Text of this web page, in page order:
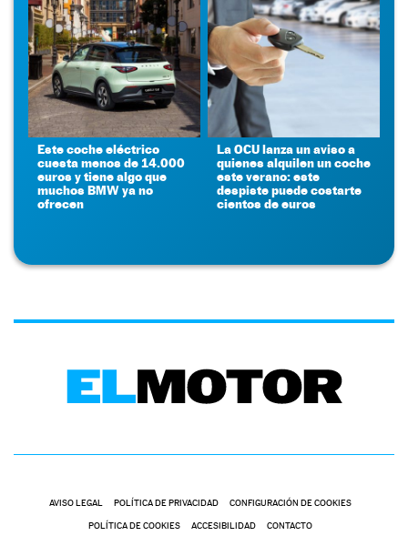
Este coche eléctrico
cuesta menos de 14.000
euros y tiene algo que
muchos BMW ya no
ofrecen
La OCU lanza un aviso a
quienes alquilen un coche
este verano: este
despiste puede costarte
cientos de euros
AVISO LEGAL POLÍTICA DE PRIVACIDAD CONFIGURACIÓN DE COOKIES
POLÍTICA DE COOKIES ACCESIBILIDAD CONTACTO